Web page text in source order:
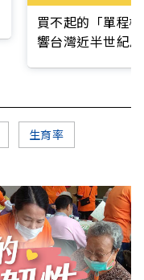
買不起的「單程
響台灣近半世紀
生育率